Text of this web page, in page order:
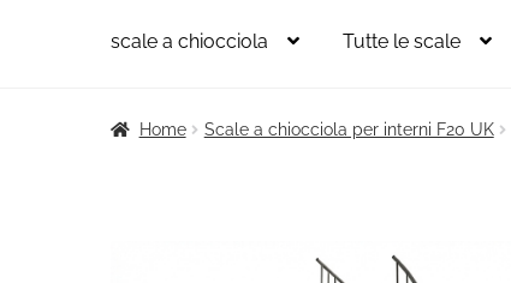
scale a chiocciola Tutte le scale
Home Scale a chiocciola per interni F20 UK